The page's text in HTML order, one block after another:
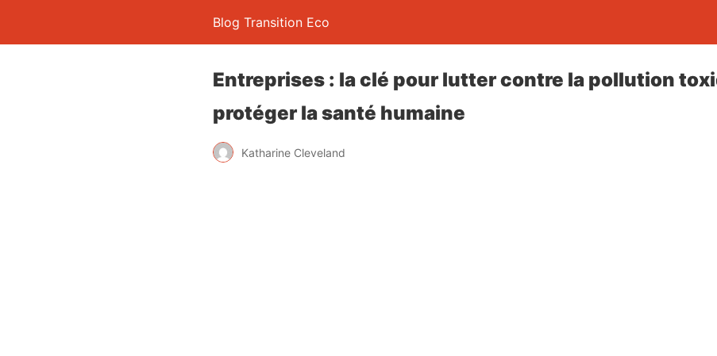
Blog Transition Eco
Entreprises : la clé pour lutter contre la pollution
protéger la santé humaine
Katharine Cleveland